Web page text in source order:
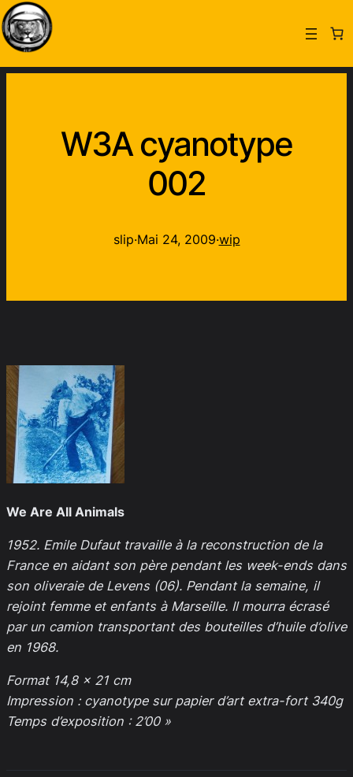
W3A cyanotype
002
slip·Mai 24, 2009·wip
We Are All Animals
1952. Emile Dufaut travaille à la reconstruction de la
France en aidant son père pendant les week-ends dans
son oliveraie de Levens (06). Pendant la semaine, il
rejoint femme et enfants à Marseille. Il mourra écrasé
par un camion transportant des bouteilles d’huile d’olive
en 1968.
Format 14,8 x 21 cm
Impression : cyanotype sur papier d’art extra-fort 340g
Temps d’exposition : 2’00 »